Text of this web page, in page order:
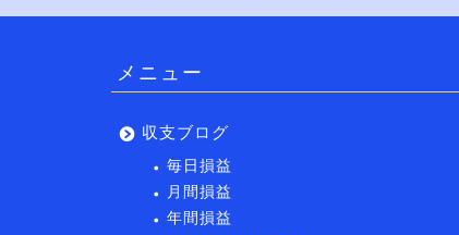
メニュー
収支ブログ
毎日損益
月間損益
年間損益